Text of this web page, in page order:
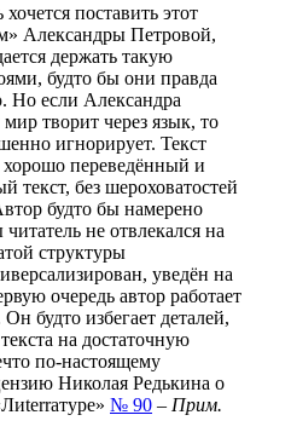
поставить этот
Александры Петровой,
держать такую
будто бы они правда
Но если Александра
творит через язык, то
игнорирует. Текст
переведённый и
текст, без шероховатостей
будто бы намерено
не отвлекался на
структуры
уведён на
очередь автор работает
будто избегает деталей,
на достаточную
по-настоящему
Николая Редькина о
№ 90 – Прим.